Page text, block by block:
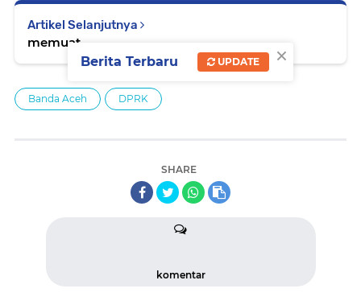
Artikel Selanjutnya
memuat...
Banda Aceh DPRK
SHARE
komentar
×
Berita Terbaru UPDATE